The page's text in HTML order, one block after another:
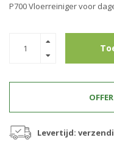
P700 Vloerreiniger voor
Levertijd: